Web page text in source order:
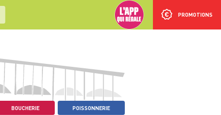
PROMOTIONS
BOUCHERIE POISSONNERIE